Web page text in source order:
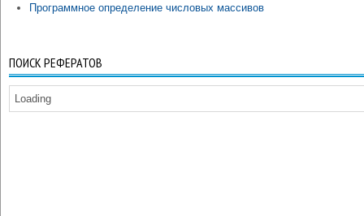
Программное определение числовых массивов
ПОИСК РЕФЕРАТОВ
Loading